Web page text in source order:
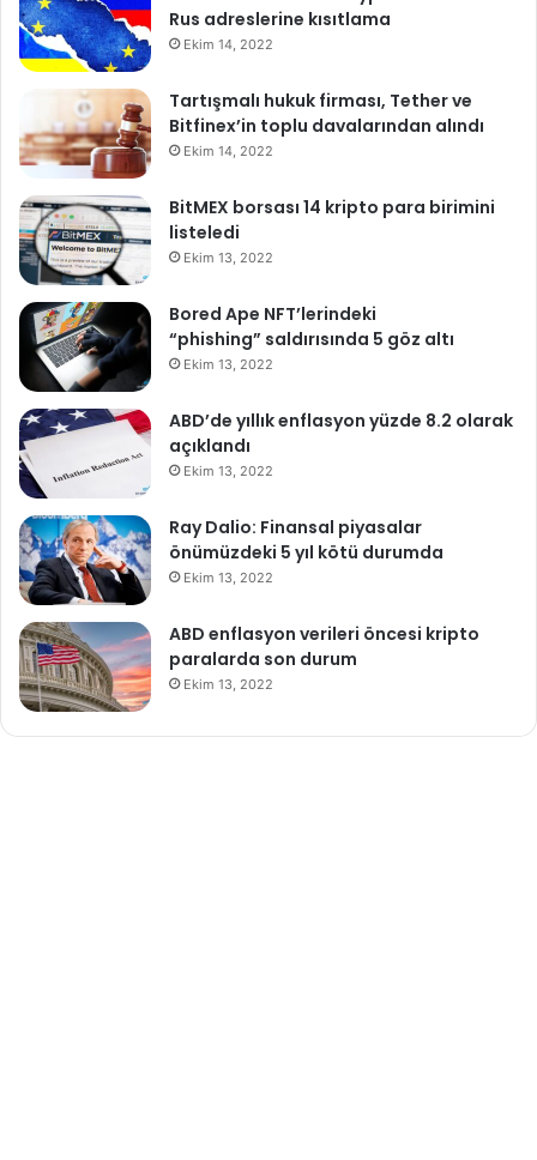
Rus adreslerine kısıtlama
Ekim 14, 2022
Tartışmalı hukuk firması, Tether ve
Bitfinex’in toplu davalarından alındı
Ekim 14, 2022
BitMEX borsası 14 kripto para birimini
listeledi
Ekim 13, 2022
Bored Ape NFT’lerindeki
“phishing” saldırısında 5 göz altı
Ekim 13, 2022
ABD’de yıllık enflasyon yüzde 8.2 olarak
açıklandı
Ekim 13, 2022
Ray Dalio: Finansal piyasalar
önümüzdeki 5 yıl kötü durumda
Ekim 13, 2022
ABD enflasyon verileri öncesi kripto
paralarda son durum
Ekim 13, 2022